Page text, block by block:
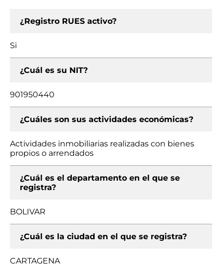
¿Registro RUES activo?
Si
¿Cuál es su NIT?
901950440
¿Cuáles son sus actividades económicas?
Actividades inmobiliarias realizadas con bienes
propios o arrendados
¿Cuál es el departamento en el que se
registra?
BOLIVAR
¿Cuál es la ciudad en el que se registra?
CARTAGENA